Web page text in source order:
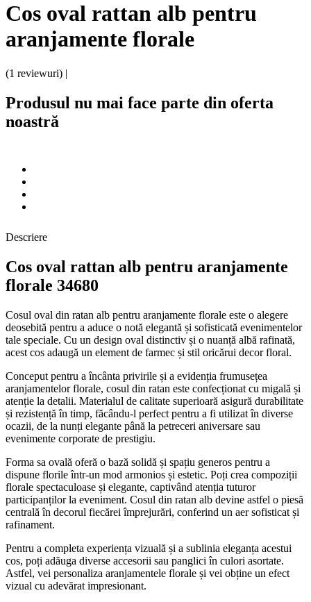
Cos oval rattan alb pentru
aranjamente florale
(1 reviewuri) |
Produsul nu mai face parte din oferta
noastră
Descriere
Cos oval rattan alb pentru aranjamente
florale 34680
Cosul oval din ratan alb pentru aranjamente florale este o alegere
deosebită pentru a aduce o notă elegantă și sofisticată evenimentelor
tale speciale. Cu un design oval distinctiv și o nuanță albă rafinată,
acest cos adaugă un element de farmec și stil oricărui decor floral.
Conceput pentru a încânta privirile și a evidenția frumusețea
aranjamentelor florale, cosul din ratan este confecționat cu migală și
atenție la detalii. Materialul de calitate superioară asigură durabilitate
și rezistență în timp, făcându-l perfect pentru a fi utilizat în diverse
ocazii, de la nunți elegante până la petreceri aniversare sau
evenimente corporate de prestigiu.
Forma sa ovală oferă o bază solidă și spațiu generos pentru a
dispune florile într-un mod armonios și estetic. Poți crea compoziții
florale spectaculoase și elegante, captivând atenția tuturor
participanților la eveniment. Cosul din ratan alb devine astfel o piesă
centrală în decorul fiecărei împrejurări, conferind un aer sofisticat și
rafinament.
Pentru a completa experiența vizuală și a sublinia eleganța acestui
cos, poți adăuga diverse accesorii sau panglici în culori asortate.
Astfel, vei personaliza aranjamentele florale și vei obține un efect
vizual cu adevărat impresionant.